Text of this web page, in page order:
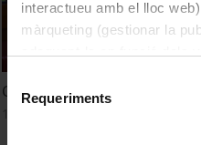
interactueu amb el lloc
màrqueting (gestionar la
consultar laPolítica de
de Requeriments
Correcting car externalities: